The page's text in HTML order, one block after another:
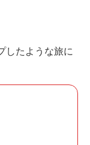
したような旅に